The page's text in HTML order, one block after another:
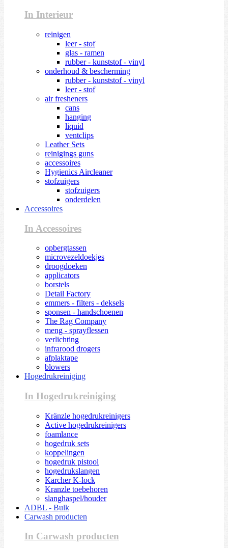
In Interieur
reinigen
leer - stof
glas - ramen
rubber - kunststof - vinyl
onderhoud & bescherming
rubber - kunststof - vinyl
leer - stof
air fresheners
cans
hanging
liquid
ventclips
Leather Sets
reinigings guns
accessoires
Hygienics Aircleaner
stofzuigers
stofzuigers
onderdelen
Accessoires
In Accessoires
opbergtassen
microvezeldoekjes
droogdoeken
applicators
borstels
Detail Factory
emmers - filters - deksels
sponsen - handschoenen
The Rag Company
meng - sprayflessen
verlichting
infrarood drogers
afplaktape
blowers
Hogedrukreiniging
In Hogedrukreiniging
Kränzle hogedrukreinigers
Active hogedrukreinigers
foamlance
hogedruk sets
koppelingen
hogedruk pistool
hogedrukslangen
Karcher K-lock
Kranzle toebehoren
slanghaspel/houder
ADBL - Bulk
Carwash producten
In Carwash producten